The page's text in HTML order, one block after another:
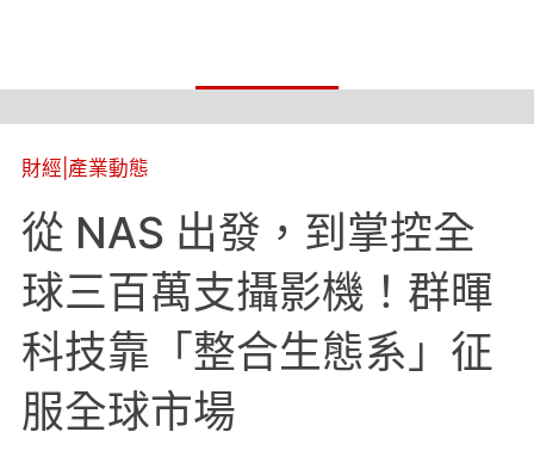
財經 產業動態
從 NAS 出發，到掌控全
球三百萬支攝影機！群暉
科技靠「整合生態系」征
服全球市場